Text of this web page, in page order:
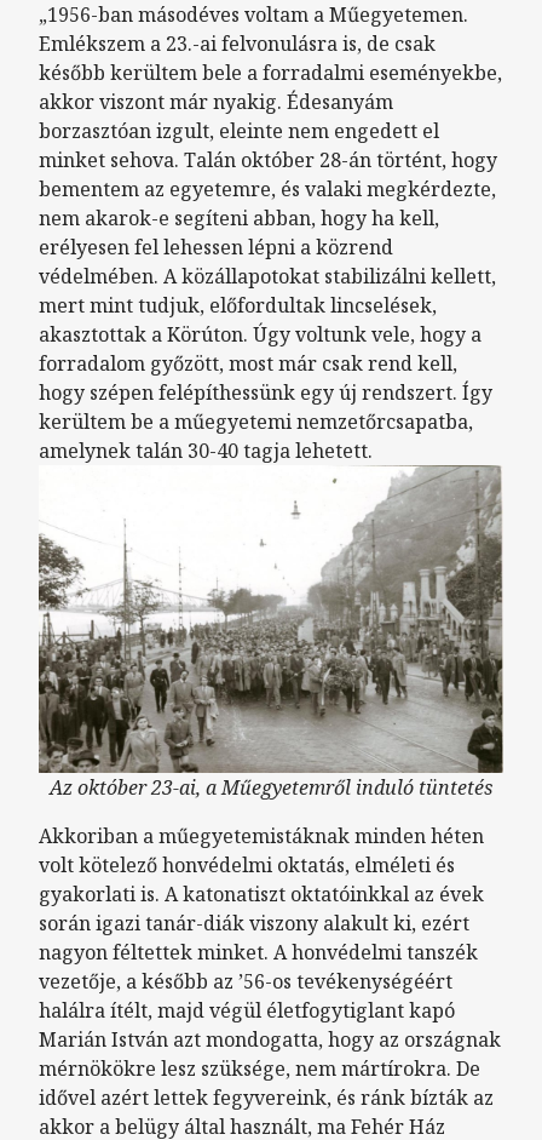
„1956-ban másodéves voltam a Műegyetemen.
Emlékszem a 23.-ai felvonulásra is, de csak
később kerültem bele a forradalmi eseményekbe,
akkor viszont már nyakig. Édesanyám
borzasztóan izgult, eleinte nem engedett el
minket sehova. Talán október 28-án történt, hogy
bementem az egyetemre, és valaki megkérdezte,
nem akarok-e segíteni abban, hogy ha kell,
erélyesen fel lehessen lépni a közrend
védelmében. A közállapotokat stabilizálni kellett,
mert mint tudjuk, előfordultak lincselések,
akasztottak a Körúton. Úgy voltunk vele, hogy a
forradalom győzött, most már csak rend kell,
hogy szépen felépíthessünk egy új rendszert. Így
kerültem be a műegyetemi nemzetőrcsapatba,
amelynek talán 30-40 tagja lehetett.
Az október 23-ai, a Műegyetemről induló tüntetés
Akkoriban a műegyetemistáknak minden héten
volt kötelező honvédelmi oktatás, elméleti és
gyakorlati is. A katonatiszt oktatóinkkal az évek
során igazi tanár-diák viszony alakult ki, ezért
nagyon féltettek minket. A honvédelmi tanszék
vezetője, a később az ’56-os tevékenységéért
halálra ítélt, majd végül életfogytiglant kapó
Marián István azt mondogatta, hogy az országnak
mérnökökre lesz szüksége, nem mártírokra. De
idővel azért lettek fegyvereink, és ránk bízták az
akkor a belügy által használt, ma Fehér Ház